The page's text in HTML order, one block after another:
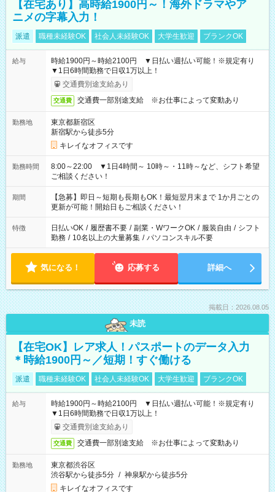
【在宅あり】高時給1900円～！海外ドラマやア
ニメの字幕入力！
派遣 職種未経験OK 社会人未経験OK 大学生歓迎 ブランクOK
給与
時給1900円～時給2100円 ▼日払い週払い可能！※規定有り
▼1日6時間勤務で日収1万以上！
交通費別途支給あり
交通費 交通費一部別途支給 ※お仕事によって変動あり
勤務地
東京都新宿区
新宿駅から徒歩5分
キレイなオフィスです
勤務時間
8:00～22:00 ▼1日4時間～ 10時～・11時～など、シフト希望
ご相談ください！
期間
【急募】即日～短期も長期もOK！最短翌月末まで 1か月ごとの
更新が可能！開始日もご相談ください！
特徴 日払いOK / 履歴書不要 / 副業・WワークOK / 服装自由 / シフト
勤務 / 10名以上の大量募集 / パソコンスキル不要
気になる！ 応募する 詳細へ
掲載日：2026.08.05
未読
【在宅OK】レア求人！パスポートのデータ入力
＊時給1900円～／短期！すぐ働ける
派遣 職種未経験OK 社会人未経験OK 大学生歓迎 ブランクOK
給与
時給1900円～時給2100円 ▼日払い週払い可能！※規定有り
▼1日6時間勤務で日収1万以上！
交通費別途支給あり
交通費 交通費一部別途支給 ※お仕事によって変動あり
勤務地
東京都渋谷区
渋谷駅から徒歩5分 / 神泉駅から徒歩5分
キレイなオフィスです